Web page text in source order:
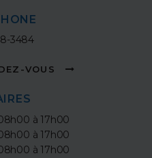
3484
VOUS
à 17h00
à 17h00
à 17h00